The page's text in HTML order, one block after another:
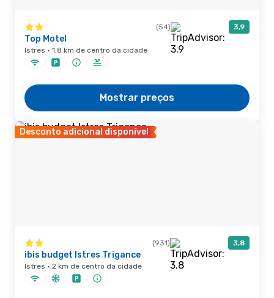
(54) 3,9
Top Motel
Istres · 1,8 km de centro da cidade
Mostrar preços
Desconto adicional disponível
(931) 3,8
ibis budget Istres Trigance
Istres · 2 km de centro da cidade